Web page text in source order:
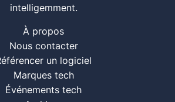
intelligemment.
À propos
Nous contacter
un logiciel
Marques tech
Événements tech